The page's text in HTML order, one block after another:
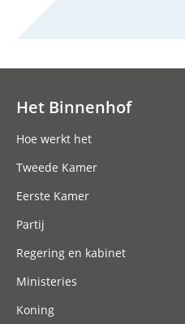
Het Binnenhof
Hoe werkt het
Tweede Kamer
Eerste Kamer
Partij
Regering en kabinet
Ministeries
Koning